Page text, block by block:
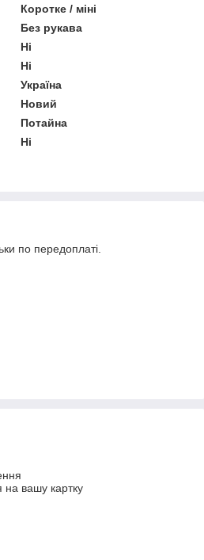
Коротке / міні
Без рукава
Ні
Ні
Україна
Новий
Потайна
Ні
по передоплаті.
на вашу картку